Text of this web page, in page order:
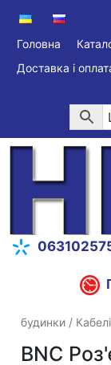
Головна
Доставка і
будинки /
BNC